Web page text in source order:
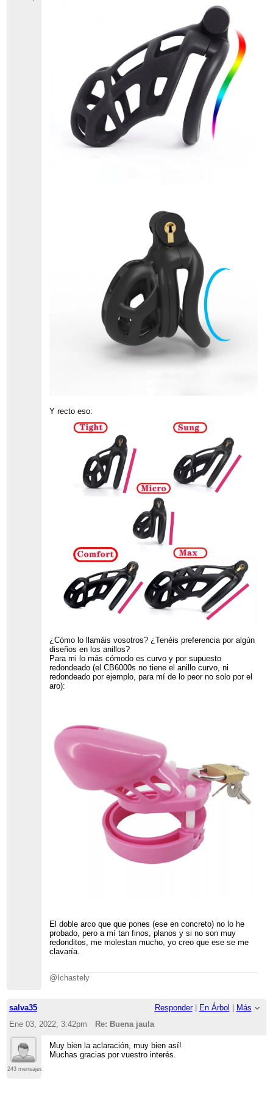
Y recto eso:
¿Cómo lo llamáis vosotros? ¿Tenéis preferencia por algún
diseños en los anillos?
Para mi lo más cómodo es curvo y por supuesto
redondeado (el CB6000s no tiene el anillo curvo, ni
redondeado por ejemplo, para mí de lo peor no solo por el
aro):
El doble arco que que pones (ese en concreto) no lo he
probado, pero a mí tan finos, planos y si no son muy
redonditos, me molestan mucho, yo creo que ese se me
clavaría.
@Ichastely
salva35 Responder| En Árbol | Más
Ene 03, 2022; 3:42pm
Re: Buena jaula
243 mensajes
Muy bien la aclaración, muy bien así!
Muchas gracias por vuestro interés.